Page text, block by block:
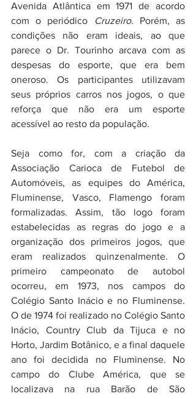
Avenida Atlântica em 1971 de acordo
com o periódico
Cruzeiro. Porém, as
condições não eram ideais, ao que
parece o Dr. Tourinho arcava com as
despesas do esporte, que era bem
oneroso. Os participantes utilizavam
seus próprios carros nos jogos, o que
reforça que não era um esporte
acessível ao resto da população.
Seja como for, com a criação da
Associação Carioca de Futebol de
Automóveis, as equipes do América,
Fluminense, Vasco, Flamengo foram
formalizadas. Assim, tão logo foram
estabelecidas as regras do jogo e a
organização dos primeiros jogos, que
eram realizados quinzenalmente. O
primeiro campeonato de autobol
ocorreu, em 1973, nos campos do
Colégio Santo Inácio e no Fluminense.
O de 1974 foi realizado no Colégio Santo
Inácio, Country Club da Tijuca e no
Horto, Jardim Botânico, e a final daquele
ano foi decidida no Fluminense. No
campo do Clube América, que se
localizava na rua Barão de São